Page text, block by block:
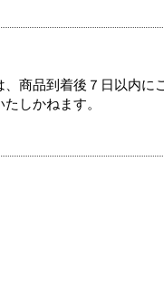
商品到着後７日以内
しかねます。